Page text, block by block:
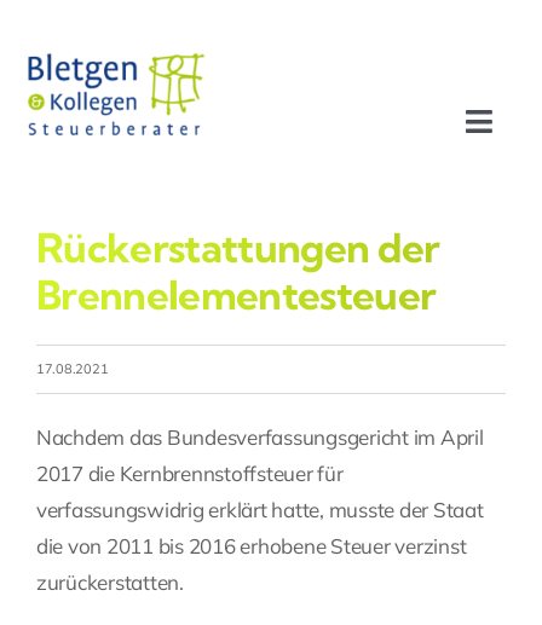
Inhalt
springen
Profil
Leistungen
Team
Stellenangebote
Fragen Sie Ihre Kanzlei
Rückerstattungen der
Brennelementesteuer
17.08.2021
Nachdem das Bundesverfassungsgericht im April
2017 die Kernbrennstoffsteuer für
verfassungswidrig erklärt hatte, musste der Staat
die von 2011 bis 2016 erhobene Steuer verzinst
zurückerstatten.